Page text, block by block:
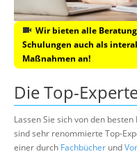
Wir bieten alle
Schulungen auch als
Maßnahmen an!
Die Top-
Lassen Sie sich von den
sind sehr renommierte Top-
einer durch Fachbücher und